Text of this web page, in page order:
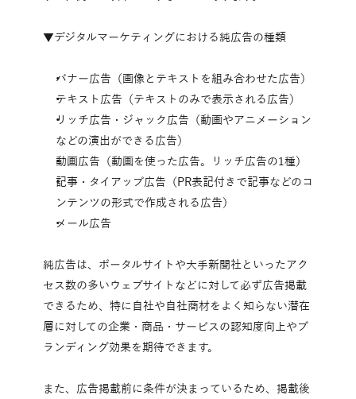
▼デジタルマーケティングにおける純広告の種類
バナー広告（画像とテキストを組み合わせた広告）
テキスト広告（テキストのみで表示される広告）
リッチ広告・ジャック広告（動画やアニメーション
などの演出ができる広告）
動画広告（動画を使った広告。リッチ広告の1種）
記事・タイアップ広告（PR表記付きで記事などのコ
ンテンツの形式で作成される広告）
メール広告
純広告は、ポータルサイトや大手新聞社といったアク
セス数の多いウェブサイトなどに対して必ず広告掲載
できるため、特に自社や自社商材をよく知らない潜在
層に対しての企業・商品・サービスの認知度向上やブ
ランディング効果を期待できます。
また、広告掲載前に条件が決まっているため、掲載後